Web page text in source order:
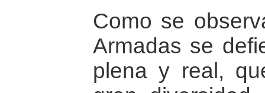
Como se
Armadas se
plena y real,